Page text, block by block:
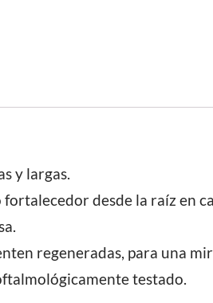
y largas.
desde la raíz en
regeneradas, para una
testado.